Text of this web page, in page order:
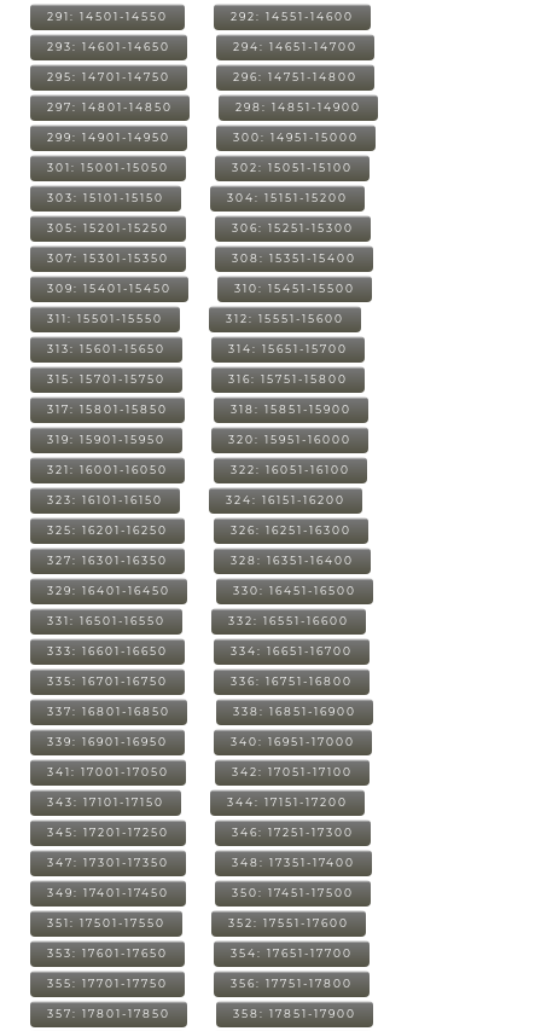
291: 14501-14550 292: 14551-14600
293: 14601-14650 294: 14651-14700
295: 14701-14750 296: 14751-14800
297: 14801-14850 298: 14851-14900
299: 14901-14950 300: 14951-15000
301: 15001-15050 302: 15051-15100
303: 15101-15150 304: 15151-15200
305: 15201-15250 306: 15251-15300
307: 15301-15350 308: 15351-15400
309: 15401-15450 310: 15451-15500
311: 15501-15550 312: 15551-15600
313: 15601-15650 314: 15651-15700
315: 15701-15750 316: 15751-15800
317: 15801-15850 318: 15851-15900
319: 15901-15950 320: 15951-16000
321: 16001-16050 322: 16051-16100
323: 16101-16150 324: 16151-16200
325: 16201-16250 326: 16251-16300
327: 16301-16350 328: 16351-16400
329: 16401-16450 330: 16451-16500
331: 16501-16550 332: 16551-16600
333: 16601-16650 334: 16651-16700
335: 16701-16750 336: 16751-16800
337: 16801-16850 338: 16851-16900
339: 16901-16950 340: 16951-17000
341: 17001-17050 342: 17051-17100
343: 17101-17150 344: 17151-17200
345: 17201-17250 346: 17251-17300
347: 17301-17350 348: 17351-17400
349: 17401-17450 350: 17451-17500
351: 17501-17550 352: 17551-17600
353: 17601-17650 354: 17651-17700
355: 17701-17750 356: 17751-17800
357: 17801-17850 358: 17851-17900